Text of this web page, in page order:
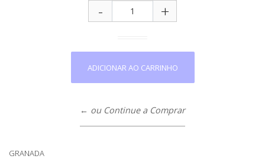
+
-
← ou Continue a Comprar
GRANADA